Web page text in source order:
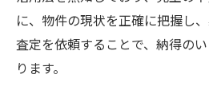
に、物件の現状を正確に把握し
査定を依頼することで、納得の
ります。